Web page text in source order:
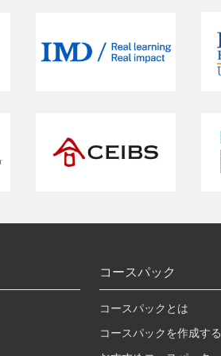
コースパック
コースパックとは
コースパックを作成する